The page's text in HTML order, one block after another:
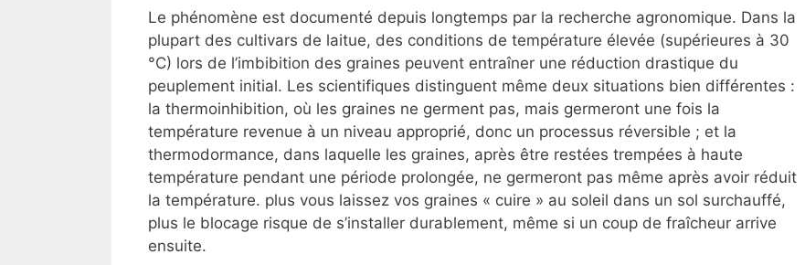
Le phénomène est documenté depuis longtemps par la recherche agronomique. Dans la
plupart des cultivars de laitue, des conditions de température élevée (supérieures à 30
°C) lors de l’imbibition des graines peuvent entraîner une réduction drastique du
peuplement initial. Les scientifiques distinguent même deux situations bien différentes :
la thermoinhibition, où les graines ne germent pas, mais germeront une fois la
température revenue à un niveau approprié, donc un processus réversible ; et la
thermodormance, dans laquelle les graines, après être restées trempées à haute
température pendant une période prolongée, ne germeront pas même après avoir réduit
la température. plus vous laissez vos graines « cuire » au soleil dans un sol surchauffé,
plus le blocage risque de s’installer durablement, même si un coup de fraîcheur arrive
ensuite.